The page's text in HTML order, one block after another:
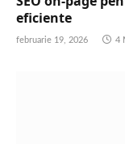
eficiente
februarie 19, 2026 4